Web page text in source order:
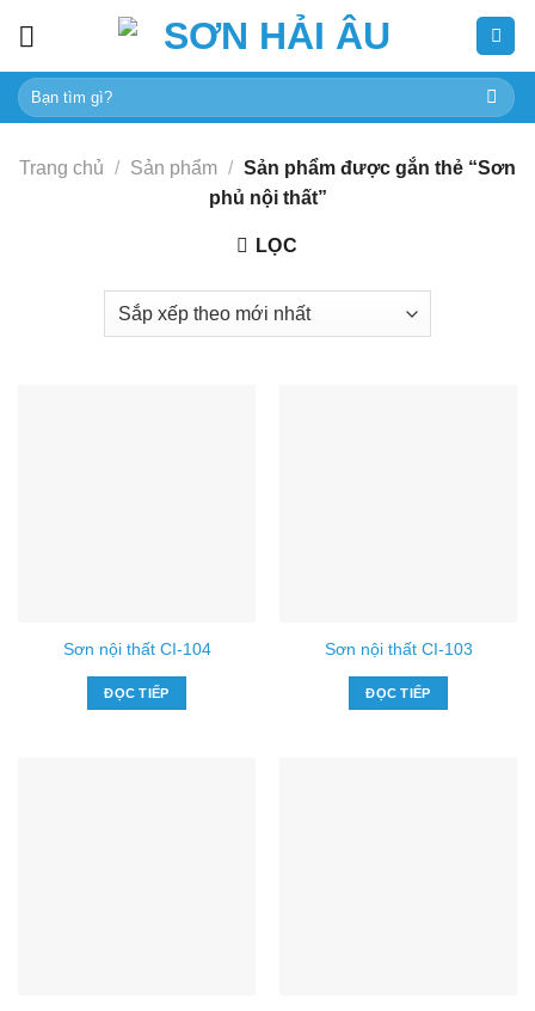
content
Tìm
kiếm:
Trang chủ / Sản phẩm / Sản phẩm được gắn thẻ “Sơn
phủ nội thất”
LỌC
Sơn nội thất CI-104
ĐỌC TIẾP
Sơn nội thất CI-103
ĐỌC TIẾP